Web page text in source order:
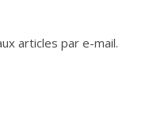
articles par e-mail.